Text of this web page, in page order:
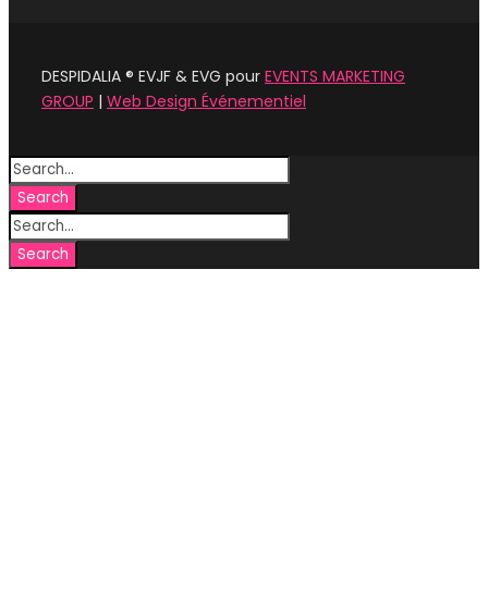
DESPIDALIA ® EVJF & EVG pour EVENTS MARKETING
GROUP | Web Design Événementiel